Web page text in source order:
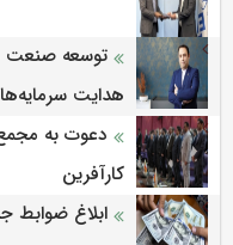
توسعه صنعت
هدایت
دعوت به
کارآفرین
ابلاغ ضوابط